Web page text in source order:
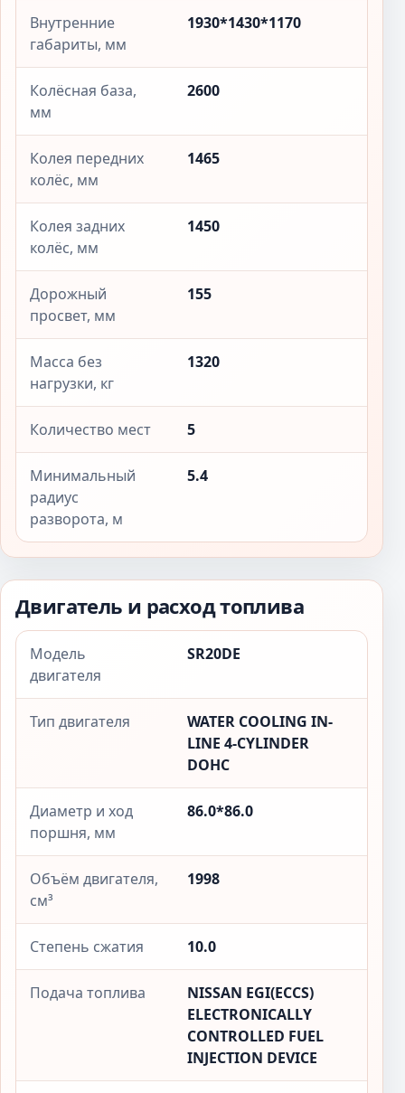
Внутренние
габариты, мм
1930*1430*1170
Колёсная база,
мм
2600
Колея передних
колёс, мм
1465
Колея задних
колёс, мм
1450
Дорожный
просвет, мм
155
Масса без
нагрузки, кг
1320
Количество мест 5
Минимальный
радиус
разворота, м
5.4
Двигатель и расход топлива
Модель
двигателя
SR20DE
Тип двигателя
WATER COOLING IN-
LINE 4-CYLINDER
DOHC
Диаметр и ход
поршня, мм
86.0*86.0
Объём двигателя,
см³
1998
Степень сжатия 10.0
Подача топлива
NISSAN EGI(ECCS)
ELECTRONICALLY
CONTROLLED FUEL
INJECTION DEVICE